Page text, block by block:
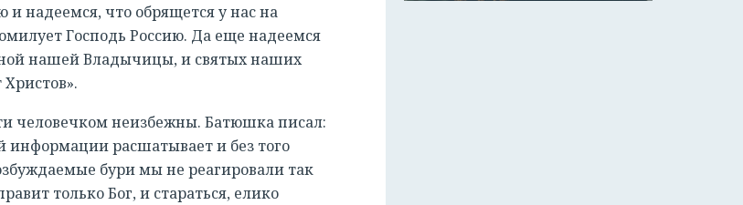
надеемся, что обрящется у нас на
Господь Россию. Да еще надеемся
нашей Владычицы, и святых наших
человечком неизбежны. Батюшка писал:
расшатывает и без того
бури мы не реагировали так
только Бог, и стараться, елико